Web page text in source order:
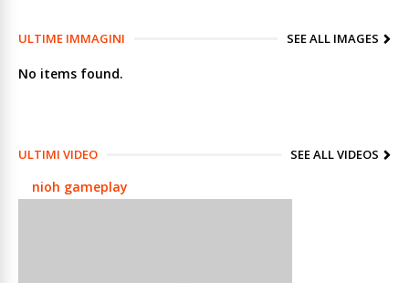
ULTIME IMMAGINI SEE ALL IMAGES
No items found.
ULTIMI VIDEO SEE ALL VIDEOS
nioh gameplay